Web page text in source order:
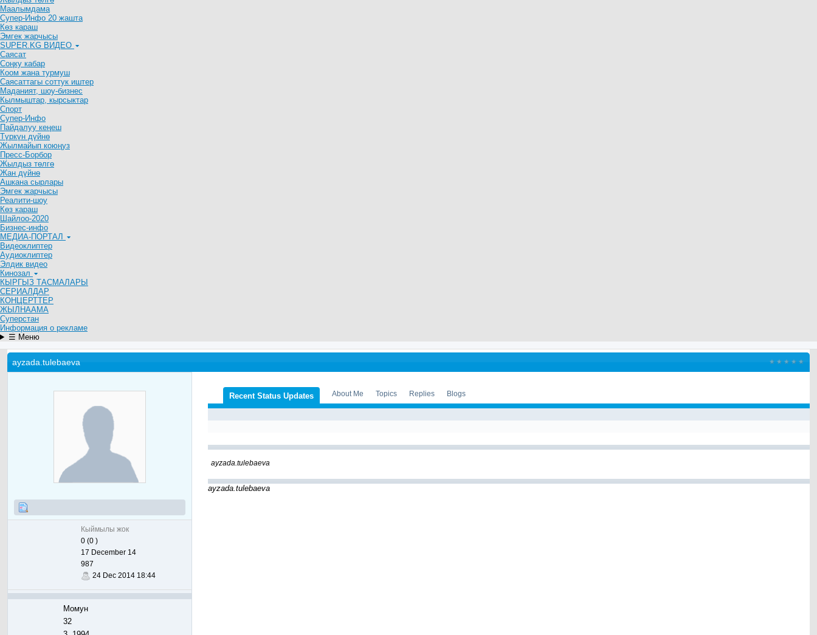
Маалымдама
Супер-Инфо 20 жашта
Көз караш
Эмгек жарчысы
SUPER.KG ВИДЕО
Саясат
Cоңку кабар
Коом жана турмуш
Саясаттагы соттук иштер
Маданият, шоу-бизнес
Кылмыштар, кырсыктар
Спорт
Супер-Инфо
Пайдалуу кеңеш
Түркүн дүйнө
Жылмайып коюңуз
Пресс-Борбор
Жылдыз төлгө
Жан дүйнө
Ашкана сырлары
Эмгек жарчысы
Реалити-шоу
Көз караш
Шайлоо-2020
Бизнес-инфо
МЕДИА-ПОРТАЛ
Видеоклиптер
Аудиоклиптер
Элдик видео
Кинозал
КЫРГЫЗ ТАСМАЛАРЫ
СЕРИАЛДАР
КОНЦЕРТТЕР
ЖЫЛНААМА
Суперстан
Информация о рекламе
☰ Меню
ayzada.tulebaeva
Кыймылы жок
0 (0 )
17 December 14
987
24 Dec 2014 18:44
Момун
32
Recent Status Updates About Me Topics Replies Blogs
ayzada.tulebaeva
ayzada.tulebaeva